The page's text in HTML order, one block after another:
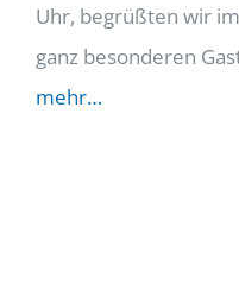
Uhr, begrüßten wir
ganz besonderen
mehr…